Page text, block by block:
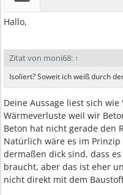
Hallo,
Zitat von moni68: ↑
Isoliert? Soweit ich weiß durch
Deine Aussage liest sich
Wärmeverluste weil wir
Beton hat nicht gerade den
Natürlich wäre es im
dermaßen dick sind, dass
braucht, aber das ist eher
nicht direkt mit dem